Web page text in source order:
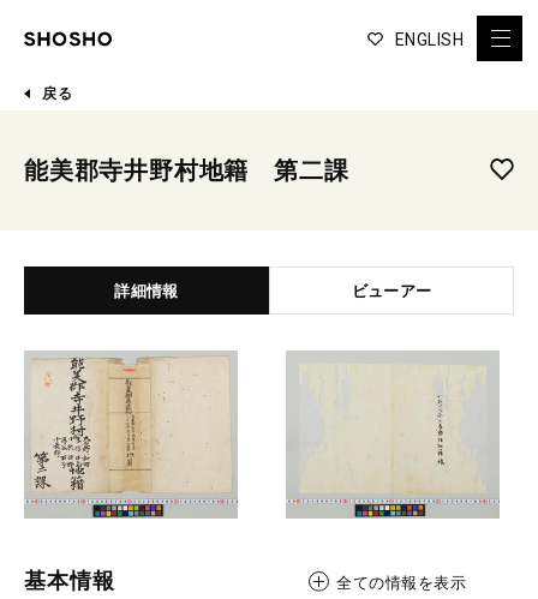
ENGLISH
戻る
能美郡寺井野村地籍 第二課
詳細情報 ビューアー
基本情報 全ての情報を表示